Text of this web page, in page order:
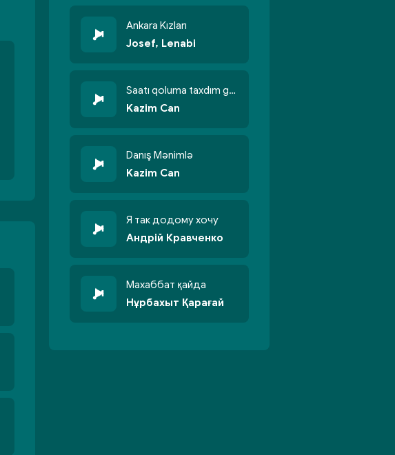
Ankara Kızları
Josef, Lenabi
Saatı qoluma taxdım göyün üzünə qalxdım
Kazim Can
Danış Mənimlə
Kazim Can
Я так додому хочу
Андрій Кравченко
Махаббат қайда
Нұрбахыт Қарағай